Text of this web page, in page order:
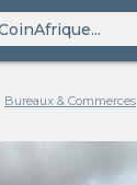
Bureaux & Commerces